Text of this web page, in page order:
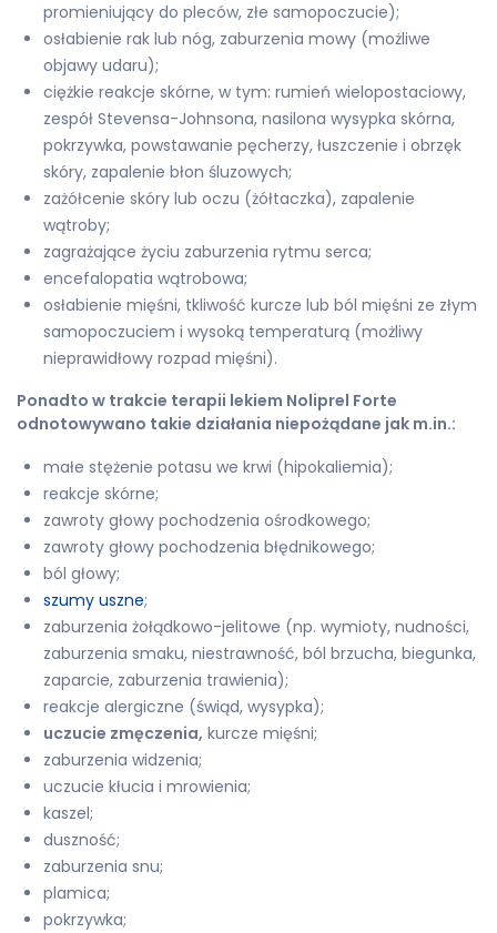
promieniujący do pleców, złe samopoczucie);
osłabienie rak lub nóg, zaburzenia mowy (możliwe
objawy udaru);
ciężkie reakcje skórne, w tym: rumień wielopostaciowy,
zespół Stevensa-Johnsona, nasilona wysypka skórna,
pokrzywka, powstawanie pęcherzy, łuszczenie i obrzęk
skóry, zapalenie błon śluzowych;
zażółcenie skóry lub oczu (żółtaczka), zapalenie
wątroby;
zagrażające życiu zaburzenia rytmu serca;
encefalopatia wątrobowa;
osłabienie mięśni, tkliwość kurcze lub ból mięśni ze złym
samopoczuciem i wysoką temperaturą (możliwy
nieprawidłowy rozpad mięśni).
Ponadto w trakcie terapii lekiem Noliprel Forte
odnotowywano takie działania niepożądane jak m.in.:
małe stężenie potasu we krwi (hipokaliemia);
reakcje skórne;
zawroty głowy pochodzenia ośrodkowego;
zawroty głowy pochodzenia błędnikowego;
ból głowy;
szumy uszne;
zaburzenia żołądkowo-jelitowe (np. wymioty, nudności,
zaburzenia smaku, niestrawność, ból brzucha, biegunka,
zaparcie, zaburzenia trawienia);
reakcje alergiczne (świąd, wysypka);
uczucie zmęczenia, kurcze mięśni;
zaburzenia widzenia;
uczucie kłucia i mrowienia;
kaszel;
duszność;
zaburzenia snu;
plamica;
pokrzywka;